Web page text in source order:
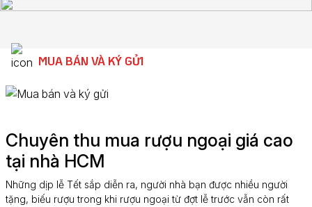
MUA BÁN VÀ KÝ GỬI
Chuyên thu mua rượu ngoại giá cao
tại nhà HCM
Những dịp lễ Tết sắp diễn ra, người nhà bạn được nhiều người
tặng, biếu rượu trong khi rượu ngoại từ đợt lễ trước vẫn còn rất